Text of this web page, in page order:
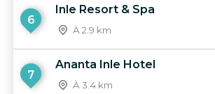
6
Inle Resort & Spa
À 2.9 km
7
Ananta Inle Hotel
À 3.4 km